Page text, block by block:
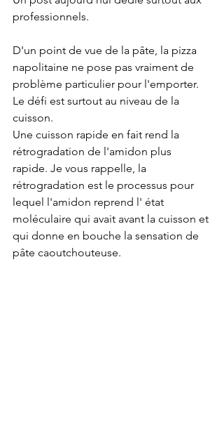
professionnels.
D'un point de vue de la pâte, la pizza
napolitaine ne pose pas vraiment de
problème particulier pour l'emporter.
Le défi est surtout au niveau de la
cuisson.
Une cuisson rapide en fait rend la
rétrogradation de l'amidon plus
rapide. Je vous rappelle, la
rétrogradation est le processus pour
lequel l'amidon reprend l' état
moléculaire qui avait avant la cuisson et
qui donne en bouche la sensation de
pâte caoutchouteuse.